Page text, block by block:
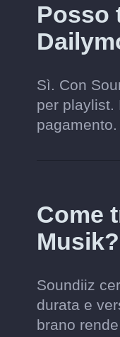
Posso
Sì. Con
per playlist.
pagamento.
Come
Musik?
Soundiiz
durata e
brano